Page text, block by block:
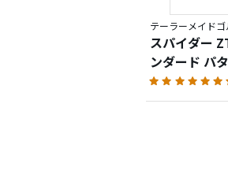
テーラーメイド
スパイダー
ンダード パ